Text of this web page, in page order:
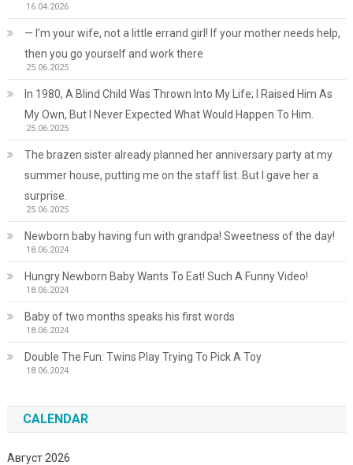
16.04.2026
— I’m your wife, not a little errand girl! If your mother needs help,
then you go yourself and work there
25.06.2025
In 1980, A Blind Child Was Thrown Into My Life; I Raised Him As
My Own, But I Never Expected What Would Happen To Him.
25.06.2025
The brazen sister already planned her anniversary party at my
summer house, putting me on the staff list. But I gave her a
surprise.
25.06.2025
Newborn baby having fun with grandpa! Sweetness of the day!
18.06.2024
Hungry Newborn Baby Wants To Eat! Such A Funny Video!
18.06.2024
Baby of two months speaks his first words
18.06.2024
Double The Fun: Twins Play Trying To Pick A Toy
18.06.2024
CALENDAR
Август 2026